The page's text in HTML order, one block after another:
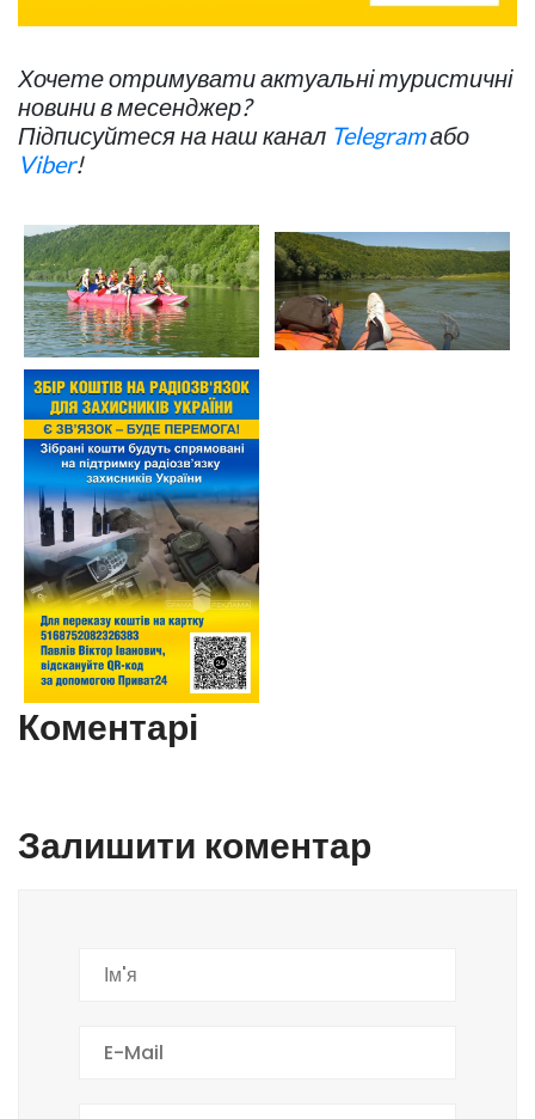
Хочете отримувати актуальні туристичні
новини в месенджер?
Підписуйтеся на наш канал Telegramабо
Viber!
Коментарі
Залишити коментар